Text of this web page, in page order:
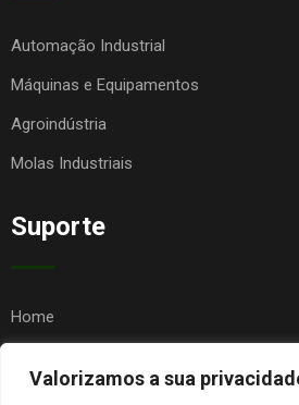
Valorizamos a sua
Automação Industrial
Máquinas e Equipamentos
Agroindústria
Molas Industriais
Suporte
Home